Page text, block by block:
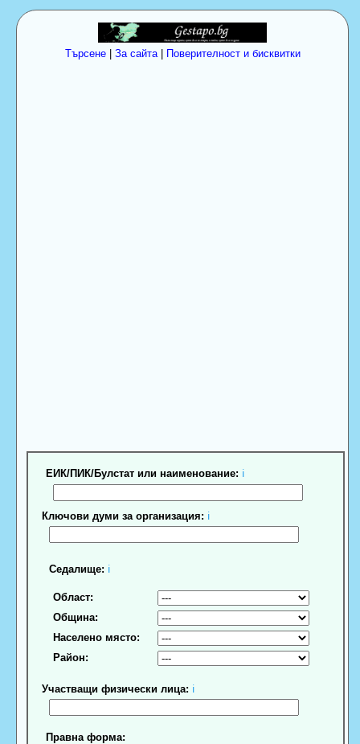
Търсене| За сайта| Поверителност и бисквитки
ЕИК/ПИК/Булстат или наименование: ℹ
Ключови думи за организация: ℹ
Седалище: ℹ
Област:
Община:
Населено място:
Район:
Участващи физически лица: ℹ
Правна форма: